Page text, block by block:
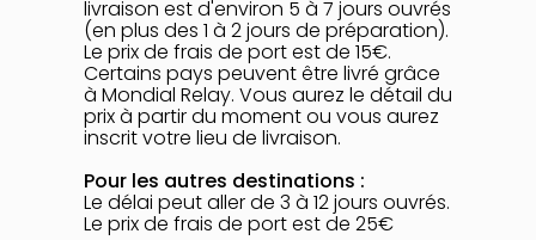
livraison est d'environ 5 à 7 jours ouvrés
(en plus des 1 à 2 jours de préparation).
Le prix de frais de port est de 15€.
Certains pays peuvent être livré grâce
à Mondial Relay. Vous aurez le détail du
prix à partir du moment ou vous aurez
inscrit votre lieu de livraison.
Pour les autres destinations :
Le délai peut aller de 3 à 12 jours ouvrés.
Le prix de frais de port est de 25€